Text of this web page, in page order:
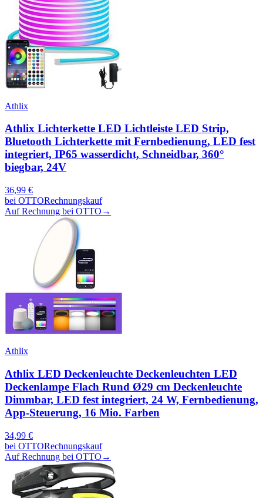
Athlix
Athlix Lichterkette LED Lichtleiste LED Strip,
Bluetooth Lichterkette mit Fernbedienung, LED fest
integriert, IP65 wasserdicht, Schneidbar, 360°
biegbar, 24V
36,99 €
bei OTTORechnungskauf
Auf Rechnung bei OTTO →
Athlix
Athlix LED Deckenleuchte Deckenleuchten LED
Deckenlampe Flach Rund Ø29 cm Deckenleuchte
Dimmbar, LED fest integriert, 24 W, Fernbedienung,
App-Steuerung, 16 Mio. Farben
34,99 €
bei OTTORechnungskauf
Auf Rechnung bei OTTO →